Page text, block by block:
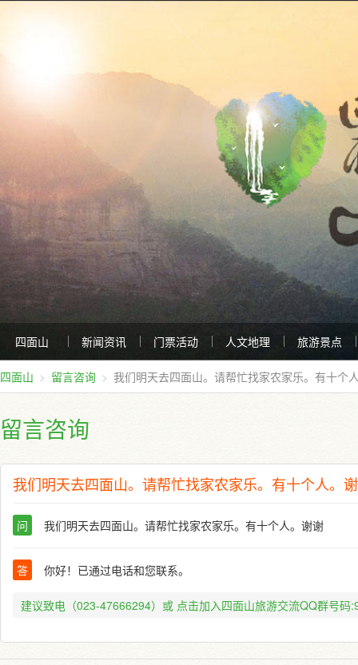
四面山 新闻资讯 门票活动 人文地理 旅游景点
四面山 留言咨询 我们明天去四面山。请帮忙找家农家乐。有十个
留言咨询
我们明天去四面山。请帮忙找家农家乐。有十个人。
问 我们明天去四面山。请帮忙找家农家乐。有十个人。谢谢
答 你好！已通过电话和您联系。
建议致电（023-47666294）或 点击加入四面山旅游交流QQ群号码